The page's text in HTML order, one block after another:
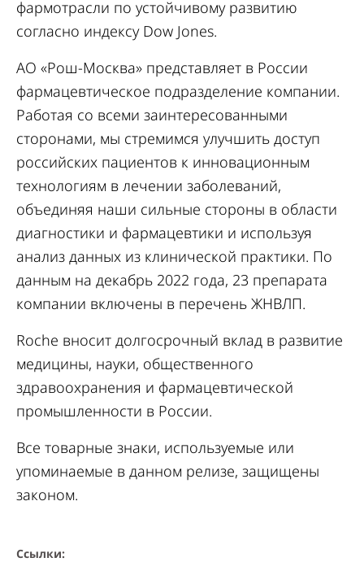
фармотрасли по устойчивому развитию
согласно индексу Dow Jones.
АО «Рош-Москва» представляет в России
фармацевтическое подразделение компании.
Работая со всеми заинтересованными
сторонами, мы стремимся улучшить доступ
российских пациентов к инновационным
технологиям в лечении заболеваний,
объединяя наши сильные стороны в области
диагностики и фармацевтики и используя
анализ данных из клинической практики. По
данным на декабрь 2022 года, 23 препарата
компании включены в перечень ЖНВЛП.
Roche вносит долгосрочный вклад в развитие
медицины, науки, общественного
здравоохранения и фармацевтической
промышленности в России.
Все товарные знаки, используемые или
упоминаемые в данном релизе, защищены
законом.
Ссылки: